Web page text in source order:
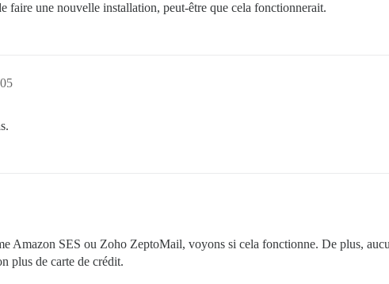
faire une nouvelle installation, peut-être que cela fonctionnerait.
Amazon SES ou Zoho ZeptoMail, voyons si cela fonctionne. De plus,
plus de carte de crédit.